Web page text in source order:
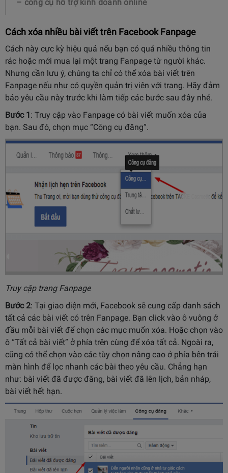
– công cụ hỗ trợ kinh doanh online
Cách xóa nhiều bài viết trên Facebook Fanpage
Cách này cực kỳ hiệu quả nếu bạn có quá nhiều thông tin
rác hoặc mới mua lại một trang Fanpage từ người khác.
Nhưng cần lưu ý, chúng ta chỉ có thể xóa bài viết trên
Fanpage nếu như có quyền quản trị viên với trang. Hãy đảm
bảo yêu cầu này trước khi làm tiếp các bước sau đây nhé.
Bước 1: Truy cập vào Fanpage có bài viết muốn xóa của
bạn. Sau đó, chọn mục “Công cụ đăng”.
Truy cập trang Fanpage
Bước 2: Tại giao diện mới, Facebook sẽ cung cấp danh sách
tất cả các bài viết có trên Fanpage. Bạn click vào ô vuông ở
đầu mỗi bài viết để chọn các mục muốn xóa. Hoặc chọn vào
ô “Tất cả bài viết” ở phía trên cùng để xóa tất cả. Ngoài ra,
cũng có thể chọn vào các tùy chọn nâng cao ở phía bên trái
màn hình để lọc nhanh các bài theo yêu cầu. Chẳng hạn
như: bài viết đã được đăng, bài viết đã lên lịch, bản nháp,
bài viết hết hạn.